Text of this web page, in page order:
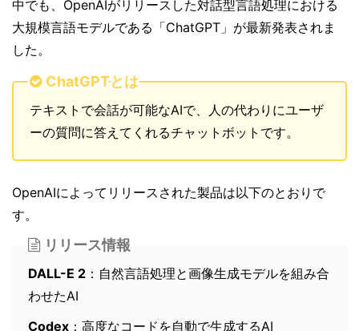
中でも、OpenAIがリリースした対話型言語処理における
大規模言語モデルである「ChatGPT」が最新発表されま
した。
ChatGPTとは
テキストで会話が可能なAIで、人の代わりにユーザ
ーの質問に答えてくれるチャットボットです。
OpenAIによってリリースされた製品は以下のとおりで
す。
リリース情報
DALL-E 2 ：自然言語処理と画像生成モデルを組み合
わせたAI
Codex ：高度なコードを自動で生成するAI